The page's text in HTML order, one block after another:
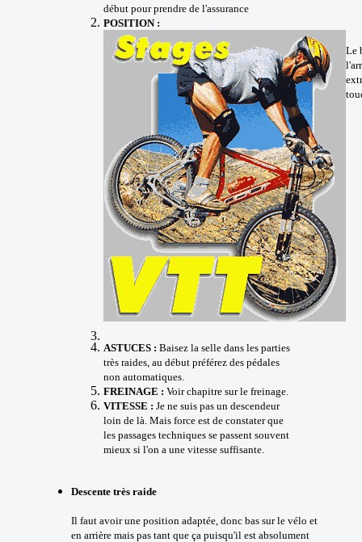
début pour prendre de l'assurance
POSITION :
Le
ASTUCES : Baisez la selle dans les parties
très raides, au début préférez des pédales
non automatiques.
FREINAGE : Voir chapitre sur le freinage.
VITESSE : Je ne suis pas un descendeur
loin de là. Mais force est de constater que
les passages techniques se passent souvent
mieux si l'on a une vitesse suffisante.
Descente très raide
Il faut avoir une position adaptée, donc bas sur le vélo et
en arrière mais pas tant que ça puisqu'il est absolument